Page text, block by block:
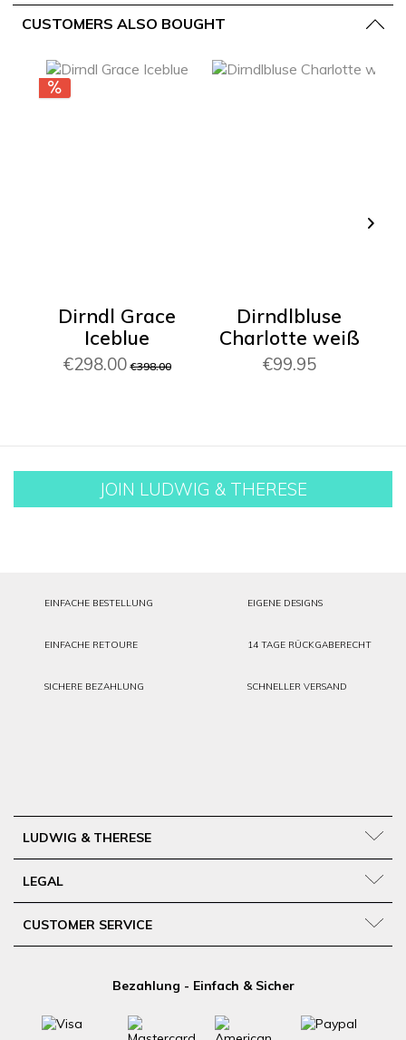
CUSTOMERS ALSO BOUGHT
Dirndl Grace
Iceblue
€298.00 €398.00
Dirndlbluse
Charlotte weiß
€99.95
JOIN LUDWIG & THERESE
EINFACHE BESTELLUNG EIGENE DESIGNS
EINFACHE RETOURE 14 TAGE RÜCKGABERECHT
SICHERE BEZAHLUNG SCHNELLER VERSAND
LUDWIG & THERESE
LEGAL
CUSTOMER SERVICE
Bezahlung - Einfach & Sicher